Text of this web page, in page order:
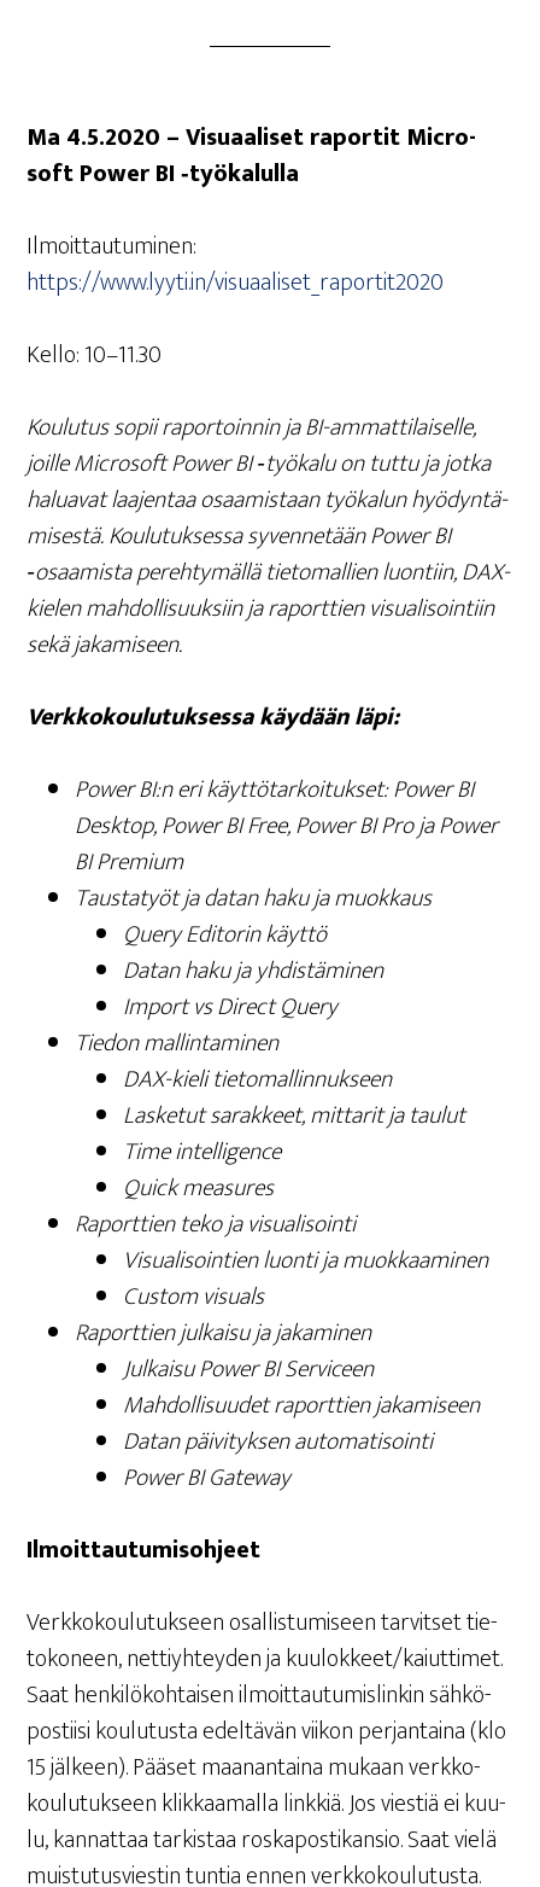
Ma 4.5.2020 – Visu­aa­li­set rapor­tit Mic­ro­
soft Power BI ‑työ­ka­lul­la
Ilmoit­tau­tu­mi­nen:
https://www.lyyti.in/visuaaliset_raportit2020
Kel­lo: 10–11.30
Kou­lu­tus sopii rapor­toin­nin ja BI-ammat­ti­lai­sel­le,
joil­le Mic­ro­soft Power BI ‑työ­ka­lu on tut­tu ja jot­ka
halua­vat laa­jen­taa osaa­mis­taan työ­ka­lun hyö­dyn­tä­
mi­ses­tä. Kou­lu­tuk­ses­sa syven­ne­tään Power BI
‑osaa­mis­ta pereh­ty­mäl­lä tie­to­mal­lien luon­tiin, DAX-
kie­len mah­dol­li­suuk­siin ja raport­tien visua­li­soin­tiin
sekä jakamiseen.
Verk­ko­kou­lu­tuk­ses­sa käy­dään läpi:
Power BI:n eri käyt­tö­tar­koi­tuk­set: Power BI
Desk­top, Power BI Free, Power BI Pro ja Power
BI Premium
Taus­ta­työt ja datan haku ja muokkaus
Que­ry Edi­to­rin käyttö
Datan haku ja yhdistäminen
Import vs Direct Query
Tie­don mallintaminen
DAX-kie­li tietomallinnukseen
Las­ke­tut sarak­keet, mit­ta­rit ja taulut
Time intel­li­gence
Quick mea­su­res
Raport­tien teko ja visualisointi
Visua­li­soin­tien luon­ti ja muokkaaminen
Cus­tom visuals
Raport­tien jul­kai­su ja jakaminen
Jul­kai­su Power BI Serviceen
Mah­dol­li­suu­det raport­tien jakamiseen
Datan päi­vi­tyk­sen automatisointi
Power BI Gateway
Ilmoit­tau­tu­mis­oh­jeet
Verk­ko­kou­lu­tuk­seen osal­lis­tu­mi­seen tar­vit­set tie­
to­ko­neen, net­tiyh­tey­den ja kuulokkeet/kaiuttimet.
Saat hen­ki­lö­koh­tai­sen ilmoit­tau­tu­mis­lin­kin säh­kö­
pos­tii­si kou­lu­tus­ta edel­tä­vän vii­kon per­jan­tai­na (klo
15 jäl­keen). Pää­set maa­nan­tai­na mukaan verk­ko­
kou­lu­tuk­seen klik­kaa­mal­la link­kiä. Jos vies­tiä ei kuu­
lu, kan­nat­taa tar­kis­taa ros­ka­pos­ti­kan­sio. Saat vie­lä
muis­tu­tus­vies­tin tun­tia ennen verkkokoulutusta.